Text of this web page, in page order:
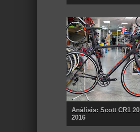
Análisis: Scott CR1 20
2016